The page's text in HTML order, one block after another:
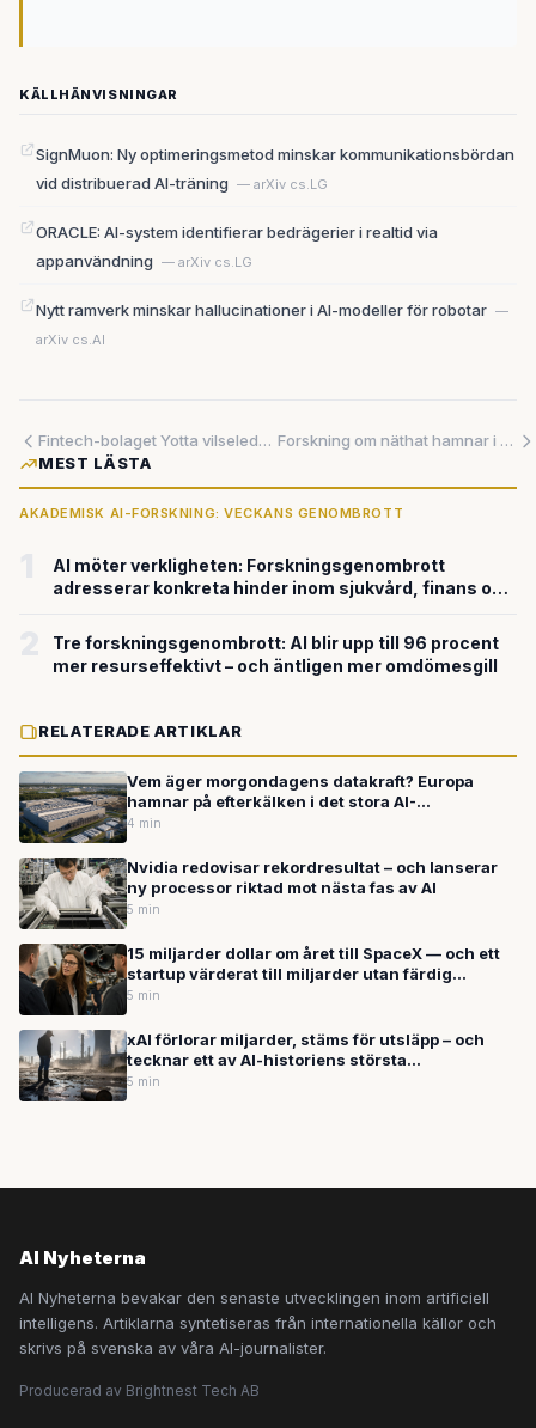
KÄLLHÄNVISNINGAR
SignMuon: Ny optimeringsmetod minskar kommunikationsbördan
vid distribuerad AI-träning — arXiv cs.LG
ORACLE: AI-system identifierar bedrägerier i realtid via
appanvändning — arXiv cs.LG
Nytt ramverk minskar hallucinationer i AI-modeller för robotar —
arXiv cs.AI
Fintech-bolaget Yotta vilseledde spararna om insättningsskyddet – nu tvingas företaget betala miljonböter
Forskning om näthat hamnar i rätten — så politiseras kampen om internet
MEST LÄSTA
AKADEMISK AI-FORSKNING: VECKANS GENOMBROTT
AI möter verkligheten: Forskningsgenombrott
adresserar konkreta hinder inom sjukvård, finans och
Tre forskningsgenombrott: AI blir upp till 96 procent
mer resurseffektivt – och äntligen mer omdömesgill
RELATERADE ARTIKLAR
Vem äger morgondagens datakraft? Europa
hamnar på efterkälken i det stora AI-
kapprustningen
4 min
Nvidia redovisar rekordresultat – och lanserar
ny processor riktad mot nästa fas av AI
5 min
15 miljarder dollar om året till SpaceX — och ett
startup värderat till miljarder utan färdig
produkt
5 min
xAI förlorar miljarder, stäms för utsläpp – och
tecknar ett av AI-historiens största
infrastrukturavtal
5 min
AI Nyheterna
AI Nyheterna bevakar den senaste utvecklingen inom artificiell
intelligens. Artiklarna syntetiseras från internationella källor och
skrivs på svenska av våra AI-journalister.
Producerad av Brightnest Tech AB